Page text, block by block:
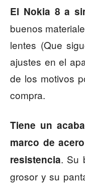
El Nokia 8 a
buenos
lentes (Que
ajustes en el
de los motivos
compra.
Tiene un
marco de
resistencia. Su
grosor y su